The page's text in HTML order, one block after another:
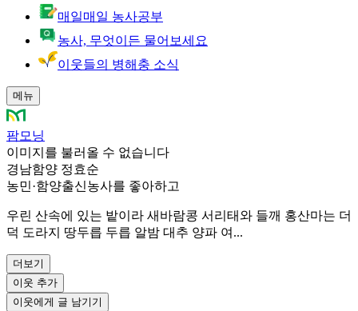
매일매일 농사공부
농사, 무엇이든 물어보세요
이웃들의 병해충 소식
메뉴
팜모닝
이미지를 불러올 수 없습니다
경남함양 정효순
농민·함양출신농사를 좋아하고
우린 산속에 있는 밭이라 새바람콩 서리태와 들깨 홍산마는 더
덕 도라지 땅두릅 두릅 알밤 대추 양파 여...
더보기
이웃 추가
이웃에게 글 남기기